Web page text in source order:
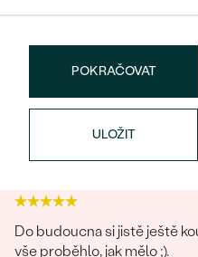
Wave
POKRAČOVAT
ULOŽIT
Heureka recenze
4.9
Do budoucna si jistě ještě
vše proběhlo, jak mělo ;).